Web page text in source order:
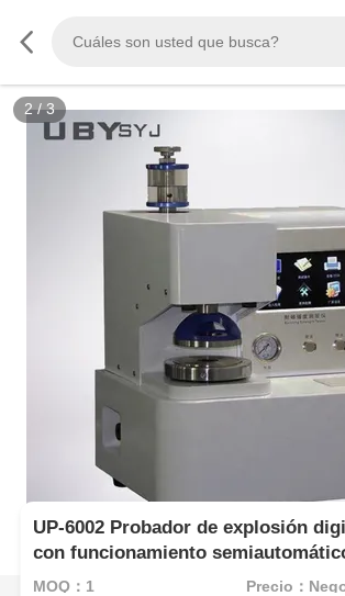
3/3
UP-6002 Probador de explosión
con funcionamiento
transductor de presión para
MOQ：1 Precio：